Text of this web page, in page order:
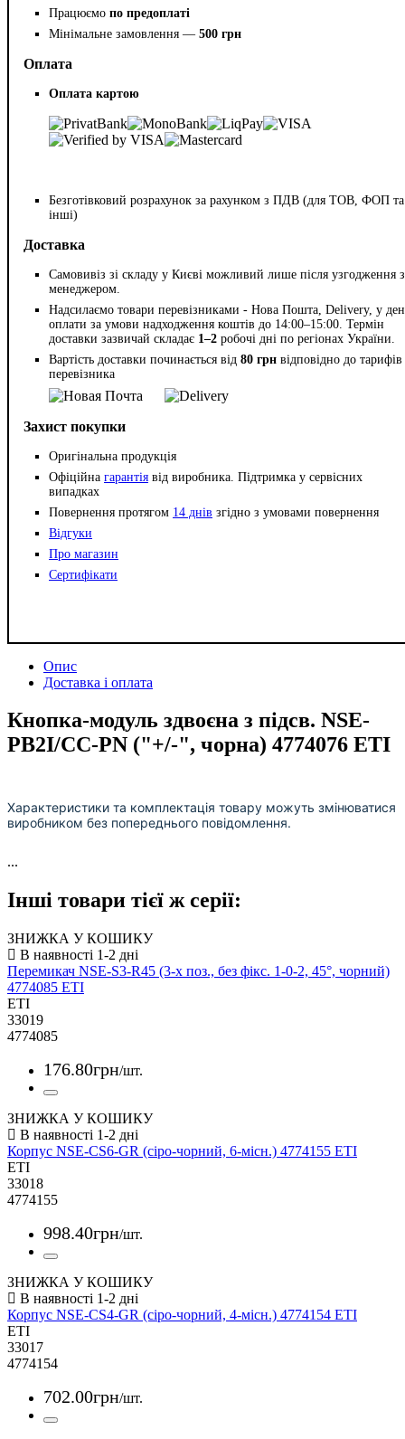
Працюємо по предоплаті
Мінімальне замовлення — 500 грн
Оплата
Оплата картою
Безготівковий розрахунок за рахунком з ПДВ (для ТОВ, ФОП та
інші)
Доставка
Самовивіз зі складу у Києві можливий лише після узгодження з
менеджером.
Надсилаємо товари перевізниками - Нова Пошта, Delivery, у
оплати за умови надходження коштів до 14:00–15:00. Термін
доставки зазвичай складає 1–2 робочі дні по регіонах України.
Вартість доставки починається від 80 грн відповідно до тарифів
перевізника
Захист покупки
Оригінальна продукція
Офіційна гарантія від виробника. Підтримка у сервісних
випадках
Повернення протягом 14 днів згідно з умовами повернення
Відгуки
Про магазин
Сертифікати
Опис
Доставка і оплата
Кнопка-модуль здвоєна з підсв. NSE-
PB2I/CC-PN ("+/-", чорна) 4774076 ETI
Характеристики та комплектація товару можуть змінюватися
виробником без попереднього повідомлення.
...
Інші товари тієї ж серії:
ЗНИЖКА У КОШИКУ
Перемикач NSE-S3-R45 (3-х поз., без фікс. 1-0-2, 45°, чорний)
4774085 ETI
ETI
33019
4774085
176.80грн/шт.
ЗНИЖКА У КОШИКУ
Корпус NSE-CS6-GR (сіро-чорний, 6-місн.) 4774155 ETI
ETI
33018
4774155
998.40грн/шт.
ЗНИЖКА У КОШИКУ
Корпус NSE-CS4-GR (сіро-чорний, 4-місн.) 4774154 ETI
ETI
33017
4774154
702.00грн/шт.